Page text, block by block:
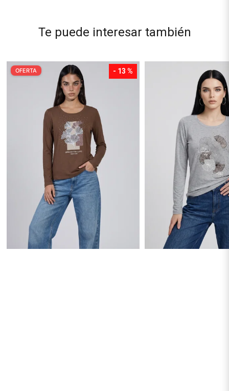
Te puede interesar también
- 13 %
OFERTA